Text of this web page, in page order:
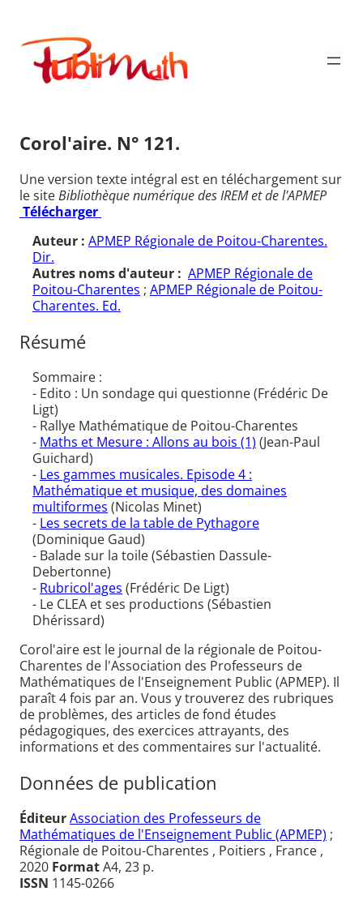
contenu
Publimath
Corol'aire. N° 121.
Une version texte intégral est en téléchargement sur
le siteBibliothèque numérique des IREM et de l'APMEP
Télécharger
Auteur : APMEP Régionale de Poitou-Charentes.
Dir.
Autres noms d'auteur : APMEP Régionale de
Poitou-Charentes ; APMEP Régionale de Poitou-
Charentes. Ed.
Résumé
Sommaire :
- Edito : Un sondage qui questionne (Frédéric De
Ligt)
- Rallye Mathématique de Poitou-Charentes
- Maths et Mesure : Allons au bois (1) (Jean-Paul
Guichard)
- Les gammes musicales. Episode 4 :
Mathématique et musique, des domaines
multiformes (Nicolas Minet)
- Les secrets de la table de Pythagore
(Dominique Gaud)
- Balade sur la toile (Sébastien Dassule-
Debertonne)
- Rubricol'ages (Frédéric De Ligt)
- Le CLEA et ses productions (Sébastien
Dhérissard)
Corol'aire est le journal de la régionale de Poitou-
Charentes de l'Association des Professeurs de
Mathématiques de l'Enseignement Public (APMEP). Il
paraît 4 fois par an. Vous y trouverez des rubriques
de problèmes, des articles de fond études
pédagogiques, des exercices attrayants, des
informations et des commentaires sur l'actualité.
Données de publication
ÉditeurAssociation des Professeurs de
Mathématiques de l'Enseignement Public (APMEP) ;
Régionale de Poitou-Charentes , Poitiers , France ,
2020 FormatA4, 23 p.
ISSN 1145-0266